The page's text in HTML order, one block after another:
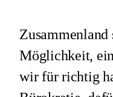
Zusammenland
Möglichkeit,
wir für richtig